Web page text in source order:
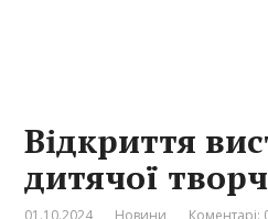
Відкриття
дитячої
01.10.2024 Новини Коментарі: